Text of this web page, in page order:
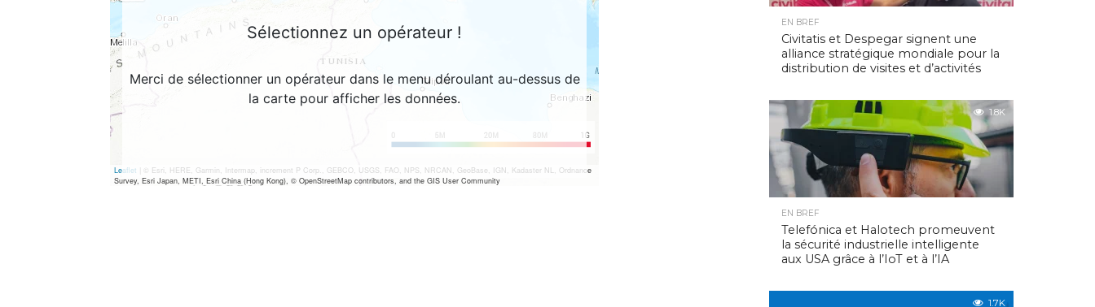
EN BREF
Civitatis et Despegar signent une
alliance stratégique mondiale pour la
distribution de visites et d’activités
1.8K
EN BREF
Telefónica et Halotech promeuvent
la sécurité industrielle intelligente
aux USA grâce à l’IoT et à l’IA
1.7K